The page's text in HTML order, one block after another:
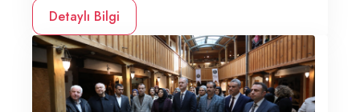
Detaylı Bilgi